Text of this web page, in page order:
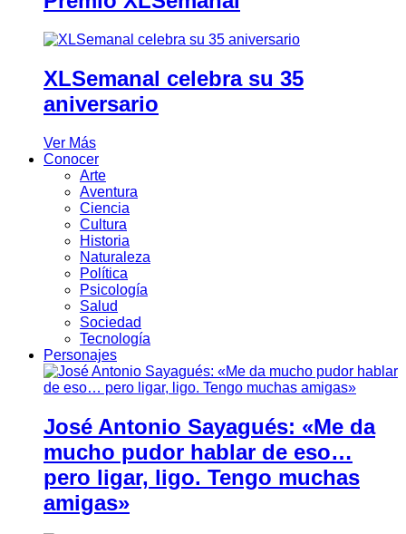
XLSemanal celebra su 35
aniversario
Ver Más
Conocer
Arte
Aventura
Ciencia
Cultura
Historia
Naturaleza
Política
Psicología
Salud
Sociedad
Tecnología
Personajes
José Antonio Sayagués: «Me da
mucho pudor hablar de eso…
pero ligar, ligo. Tengo muchas
amigas»